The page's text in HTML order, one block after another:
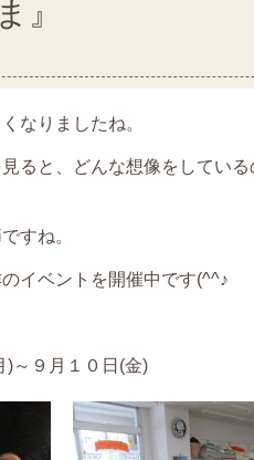
』
なりましたね。
ると、どんな想像をしてい
すね。
イベントを開催中です(^^♪
～９月１０日(金)